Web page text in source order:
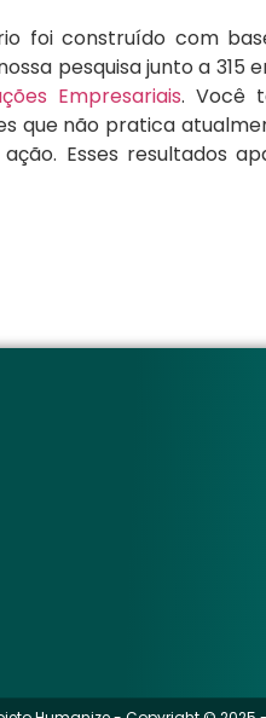
foi construído com
pesquisa junto a 315
Empresariais. Você
que não pratica
Esses resultados